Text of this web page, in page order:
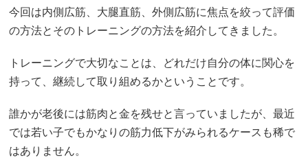
今回は内側広筋、大腿直筋、外側広筋に焦点を絞って評価
の方法とそのトレーニングの方法を紹介してきました。
トレーニングで大切なことは、どれだけ自分の体に関心を
持って、継続して取り組めるかということです。
誰かが老後には筋肉と金を残せと言っていましたが、最近
では若い子でもかなりの筋力低下がみられるケースも稀で
はありません。